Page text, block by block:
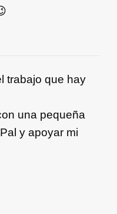
trabajo que hay
una pequeña
y apoyar mi